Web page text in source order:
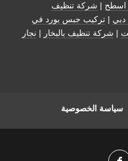
اسطح | شركة تنظيف
| تركيب جبس بورد في
| شركة تنظيف بالبخار | نجار
سياسة الخصوصية